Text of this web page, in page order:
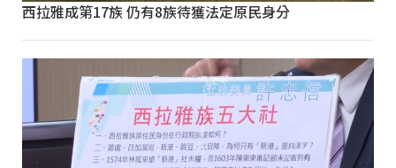
西拉雅成第17族 仍有8族待獲法定原民身分